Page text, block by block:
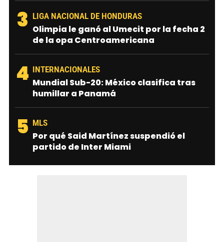
3 LIGA NACIONAL DE HONDURAS
Olimpia le ganó al Umecit por la fecha 2
de la opa Centroamericana
4 INTERNACIONALES
Mundial Sub-20: México clasifica tras
humillar a Panamá
5 MLS
Por qué Said Martínez suspendió el
partido de Inter Miami